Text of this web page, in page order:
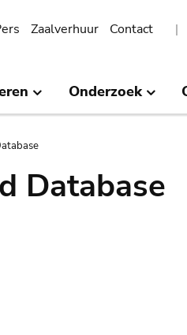
Zaalverhuur Contact
Onderzoek
Database